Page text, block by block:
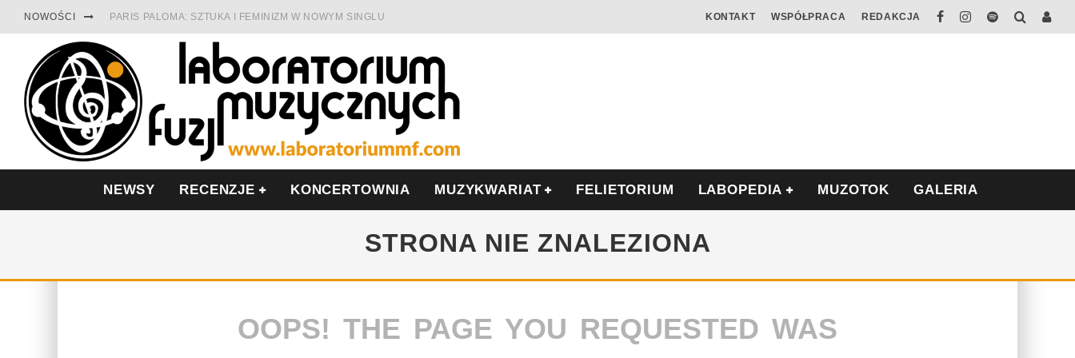
NOWOŚCI PARIS PALOMA: SZTUKA I FEMINIZM W NOWYM SINGLU
TABULA RASA Z SINGLEM DIAMENTY. SAMOTNOŚĆ I OPÓR
CINNAMON GUM MIĘDZY SOULEM A PAMIĘCIĄ
FRANCUSKI PROG METAL WEDŁUG DUALISIS
LESZEK KUŁAKOWSKI NAGRAŁ JAZZFONIĘ O POLSCE
KONTAKT WSPÓŁPRACA REDAKCJA
NEWSY RECENZJE KONCERTOWNIA MUZYKWARIAT FELIETORIUM LABOPEDIA MUZOTOK GALERIA
STRONA NIE ZNALEZIONA
OOPS! THE PAGE YOU REQUESTED WAS